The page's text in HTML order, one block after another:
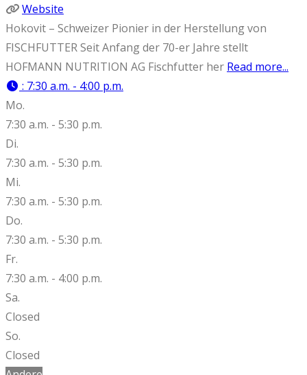
Website
Hokovit – Schweizer Pionier in der Herstellung von
FISCHFUTTER Seit Anfang der 70-er Jahre stellt
HOFMANN NUTRITION AG Fischfutter her Read more...
: 7:30 a.m. - 4:00 p.m.
Mo.
7:30 a.m. - 5:30 p.m.
Di.
7:30 a.m. - 5:30 p.m.
Mi.
7:30 a.m. - 5:30 p.m.
Do.
7:30 a.m. - 5:30 p.m.
Fr.
7:30 a.m. - 4:00 p.m.
Sa.
Closed
So.
Closed